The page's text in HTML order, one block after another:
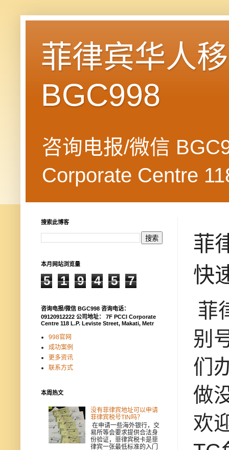
菲律宾华人
BGC998
咨询电报/微信
Corporate Centre
菲
快
菲
别
们
做
欢
搜索此博客
本月网站浏览量
5 1 9 4 5 7
咨询电报/微信 BGC998 咨询电话：
09120912222 公司地址： 7F PCCI Corporate
Centre 118 L.P. Leviste Street, Makati, Metr
998官网
成功案例
更多资讯
联系方式
本周热文
没有菲律宾地址可以申请
菲律宾税号TIN吗？
在申请一些海外银行，交
易所等会要求提供合法身
份验证，菲律宾税卡是菲
律宾一张最低标准的入门